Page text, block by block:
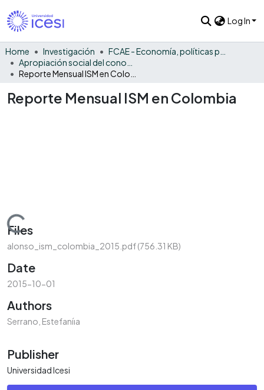
Log In
Home Investigación
Reporte Mensual ISM en Colombia
Loading...
Files
alonso_ism_colombia_2015.pdf(756.31 KB)
Date
2015-10-01
Authors
Serrano, Estefaníıa
Publisher
Universidad Icesi